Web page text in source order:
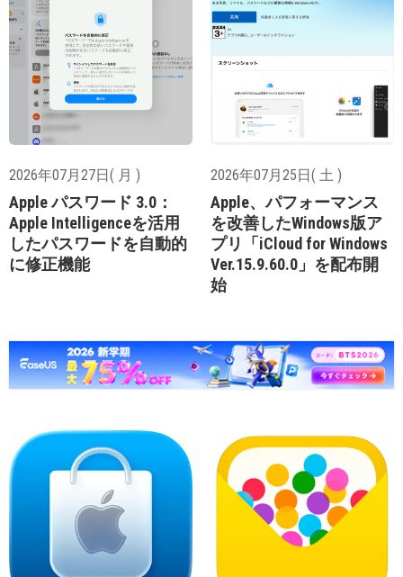
2026年07月27日( 月 )
Apple パスワード 3.0：
Apple Intelligenceを活用
したパスワードを自動的
に修正機能
2026年07月25日( 土 )
Apple、パフォーマンス
を改善したWindows版ア
プリ「iCloud for Windows
Ver.15.9.60.0」を配布開
始